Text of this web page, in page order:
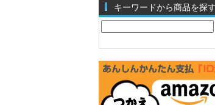
キーワードから商品を探す